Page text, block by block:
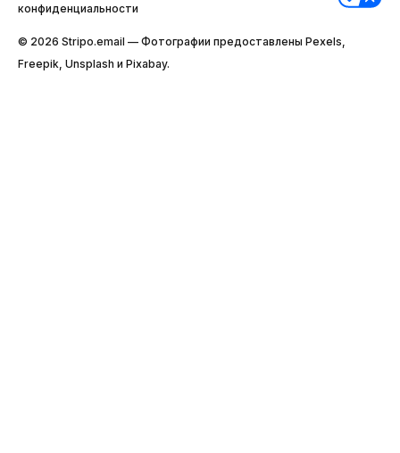
конфиденциальности
© 2026 Stripо.email — Фотографии предоставлены Pexels,
Freepik, Unsplash и Pixabay.